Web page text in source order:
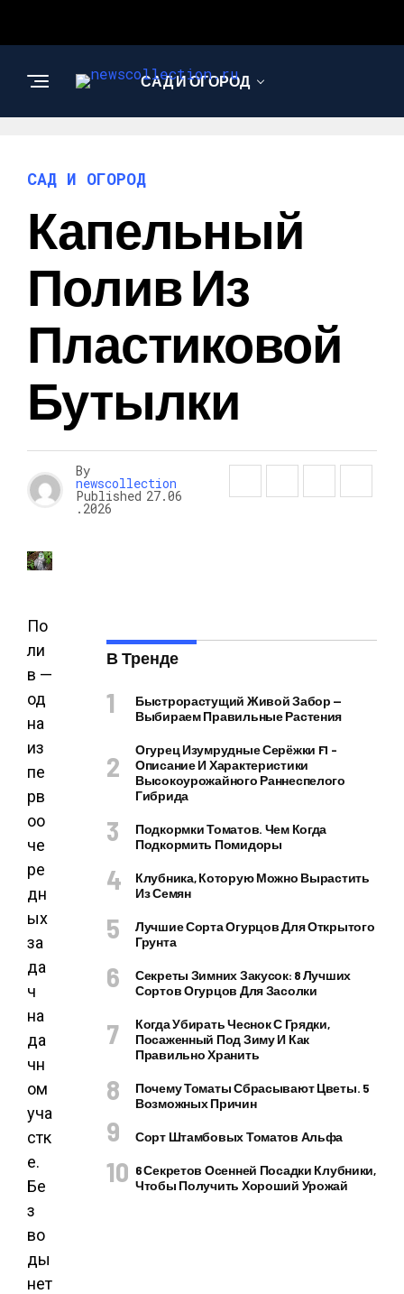
САД И ОГОРОД
САД И ОГОРОД
Капельный
Полив Из
Пластиковой
Бутылки
By
newscollection
Published 27.06
.2026
По
ли
в —
од
на
из
пе
рв
оо
че
ре
дн
ых
за
да
ч
на
да
чн
ом
уча
стк
е.
Бе
з
во
ды
нет
В Тренде
Быстрорастущий Живой Забор —
Выбираем Правильные Растения
Огурец Изумрудные Серёжки F1 –
Описание И Характеристики
Высокоурожайного Раннеспелого
Гибрида
Подкормки Томатов. Чем Когда
Подкормить Помидоры
Клубника, Которую Можно Вырастить
Из Семян
Лучшие Сорта Огурцов Для Открытого
Грунта
Секреты Зимних Закусок: 8 Лучших
Сортов Огурцов Для Засолки
Когда Убирать Чеснок С Грядки,
Посаженный Под Зиму И Как
Правильно Хранить
Почему Томаты Сбрасывают Цветы. 5
Возможных Причин
Сорт Штамбовых Томатов Альфа
6 Секретов Осенней Посадки Клубники,
Чтобы Получить Хороший Урожай